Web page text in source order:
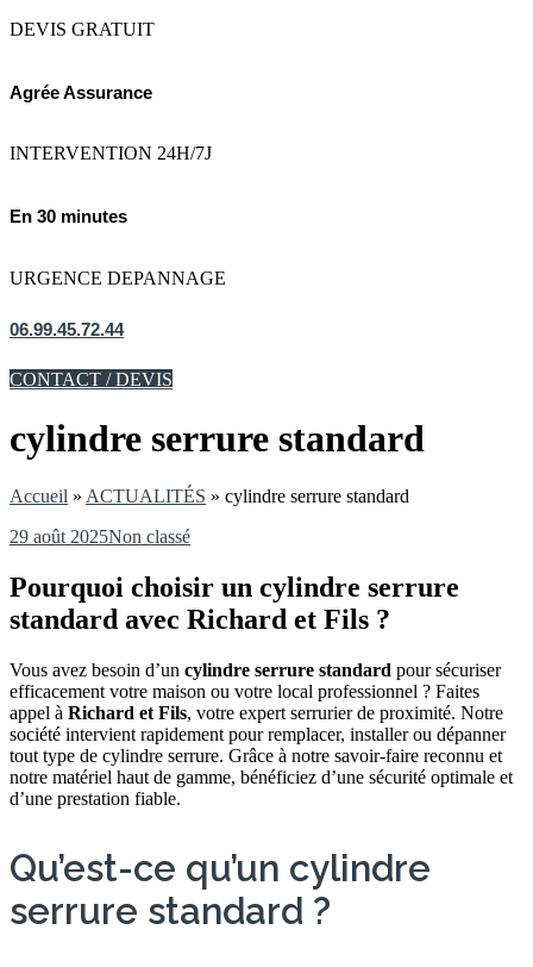
DEVIS GRATUIT
Agrée Assurance
INTERVENTION 24H/7J
En 30 minutes
URGENCE DEPANNAGE
06.99.45.72.44
CONTACT / DEVIS
cylindre serrure standard
Accueil » ACTUALITÉS » cylindre serrure standard
29 août 2025Non classé
Pourquoi choisir un cylindre serrure
standard avec Richard et Fils ?
Vous avez besoin d’un cylindre serrure standard pour sécuriser
efficacement votre maison ou votre local professionnel ? Faites
appel à Richard et Fils, votre expert serrurier de proximité. Notre
société intervient rapidement pour remplacer, installer ou dépanner
tout type de cylindre serrure. Grâce à notre savoir-faire reconnu et
notre matériel haut de gamme, bénéficiez d’une sécurité optimale et
d’une prestation fiable.
Qu’est-ce qu’un cylindre
serrure standard ?